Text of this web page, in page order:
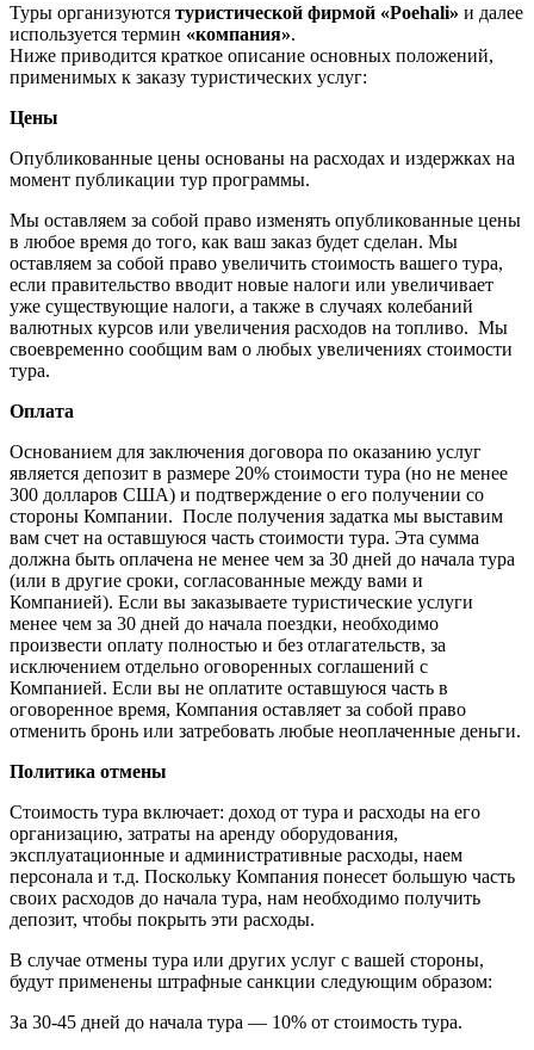
Туры организуются туристической фирмой «Poehali» и далее
используется термин «компания».
Ниже приводится краткое описание основных положений,
применимых к заказу туристических услуг:
Цены
Опубликованные цены основаны на расходах и издержках на
момент публикации тур программы.
Мы оставляем за собой право изменять опубликованные цены
в любое время до того, как ваш заказ будет сделан. Мы
оставляем за собой право увеличить стоимость вашего тура,
если правительство вводит новые налоги или увеличивает
уже существующие налоги, а также в случаях колебаний
валютных курсов или увеличения расходов на топливо. Мы
своевременно сообщим вам о любых увеличениях стоимости
тура.
Оплата
Основанием для заключения договора по оказанию услуг
является депозит в размере 20% стоимости тура (но не менее
300 долларов США) и подтверждение о его получении со
стороны Компании. После получения задатка мы выставим
вам счет на оставшуюся часть стоимости тура. Эта сумма
должна быть оплачена не менее чем за 30 дней до начала тура
(или в другие сроки, согласованные между вами и
Компанией). Если вы заказываете туристические услуги
менее чем за 30 дней до начала поездки, необходимо
произвести оплату полностью и без отлагательств, за
исключением отдельно оговоренных соглашений с
Компанией. Если вы не оплатите оставшуюся часть в
оговоренное время, Компания оставляет за собой право
отменить бронь или затребовать любые неоплаченные деньги.
Политика отмены
Стоимость тура включает: доход от тура и расходы на его
организацию, затраты на аренду оборудования,
эксплуатационные и административные расходы, наем
персонала и т.д. Поскольку Компания понесет большую часть
своих расходов до начала тура, нам необходимо получить
депозит, чтобы покрыть эти расходы.
В случае отмены тура или других услуг с вашей стороны,
будут применены штрафные санкции следующим образом:
За 30-45 дней до начала тура — 10% от стоимость тура.